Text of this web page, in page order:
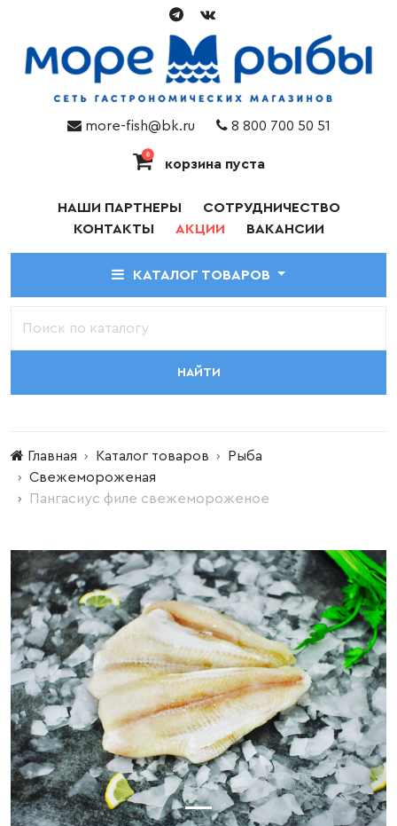
more-fish@bk.ru 8 800 700 50 51
0
корзина пуста
НАШИ ПАРТНЕРЫ
СОТРУДНИЧЕСТВО
КОНТАКТЫ
АКЦИИ ВАКАНСИИ
КАТАЛОГ ТОВАРОВ
НАЙТИ
Главная Каталог товаров
Рыба
Свежемороженая
Пангасиус филе свежемороженое